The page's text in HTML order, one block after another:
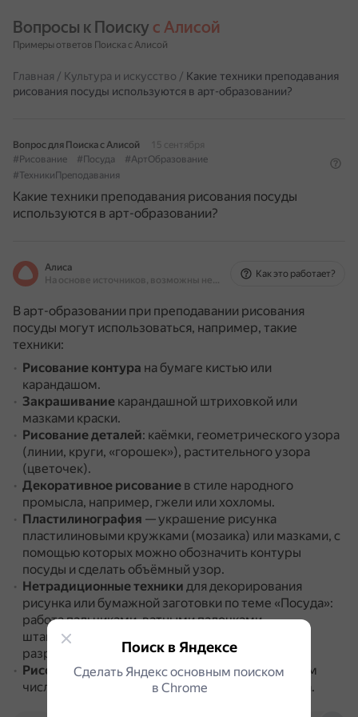
Вопросы к Поиску с Алисой
Примеры ответов Поиска с Алисой
Главная / Культура и искусство / Какие техники преподавания
рисования посуды используются в арт-образовании?
Вопрос для Поиска с Алисой
15 сентября
#Рисование
#Посуда
#АртОбразование
#ТехникиПреподавания
Какие техники преподавания рисования посуды
используются в арт-образовании?
Алиса
На основе источников, возможны неточности
Как это работает?
В арт-образовании при преподавании рисования
посуды могут использоваться, например, такие
техники:
Рисование контура на бумаге кистью или
карандашом.
Закрашивание карандашной штриховкой или
мазками краски.
Рисование деталей: каёмки, геометрического узора
(линии, круги, «горошек»), растительного узора
(цветочек).
Декоративное рисование в стиле народного
промысла, например, гжели или хохломы.
Пластилинография — украшение рисунка
пластилиновыми кружками (мозаика) или мазками, с
помощью которых можно обозначить контуры
посуды и сделать объёмный узор.
Нетрадиционные техники для декорирования
рисунка или бумажной заготовки по теме «Посуда»:
работа пальчиками, ватными палочками,
штампиками, отпечатывание сухих листьев,
разрезанных фруктов.
Рисование с натурыобъёмных предметов, в том
числе посуды из чайного или кофейного сервиза.
Поиск в Яндексе
Сделать Яндекс основным поиском
в Сhrome